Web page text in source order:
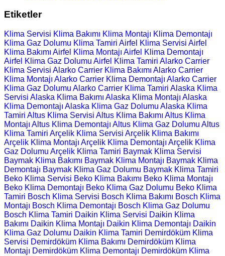
Etiketler
Klima Servisi Klima Bakımı Klima Montajı Klima Demontajı
Klima Gaz Dolumu Klima Tamiri Airfel Klima Servisi Airfel
Klima Bakımı Airfel Klima Montajı Airfel Klima Demontajı
Airfel Klima Gaz Dolumu Airfel Klima Tamiri Alarko Carrier
Klima Servisi Alarko Carrier Klima Bakımı Alarko Carrier
Klima Montajı Alarko Carrier Klima Demontajı Alarko Carrier
Klima Gaz Dolumu Alarko Carrier Klima Tamiri Alaska Klima
Servisi Alaska Klima Bakımı Alaska Klima Montajı Alaska
Klima Demontajı Alaska Klima Gaz Dolumu Alaska Klima
Tamiri Altus Klima Servisi Altus Klima Bakımı Altus Klima
Montajı Altus Klima Demontajı Altus Klima Gaz Dolumu Altus
Klima Tamiri Arçelik Klima Servisi Arçelik Klima Bakımı
Arçelik Klima Montajı Arçelik Klima Demontajı Arçelik Klima
Gaz Dolumu Arçelik Klima Tamiri Baymak Klima Servisi
Baymak Klima Bakımı Baymak Klima Montajı Baymak Klima
Demontajı Baymak Klima Gaz Dolumu Baymak Klima Tamiri
Beko Klima Servisi Beko Klima Bakımı Beko Klima Montajı
Beko Klima Demontajı Beko Klima Gaz Dolumu Beko Klima
Tamiri Bosch Klima Servisi Bosch Klima Bakımı Bosch Klima
Montajı Bosch Klima Demontajı Bosch Klima Gaz Dolumu
Bosch Klima Tamiri Daikin Klima Servisi Daikin Klima
Bakımı Daikin Klima Montajı Daikin Klima Demontajı Daikin
Klima Gaz Dolumu Daikin Klima Tamiri Demirdöküm Klima
Servisi Demirdöküm Klima Bakımı Demirdöküm Klima
Montajı Demirdöküm Klima Demontajı Demirdöküm Klima